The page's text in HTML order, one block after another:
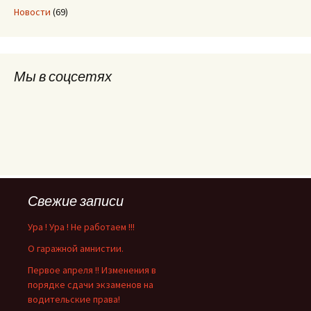
Новости (69)
Мы в соцсетях
Свежие записи
Ура ! Ура ! Не работаем !!!
О гаражной амнистии.
Первое апреля !! Изменения в
порядке сдачи экзаменов на
водительские права!